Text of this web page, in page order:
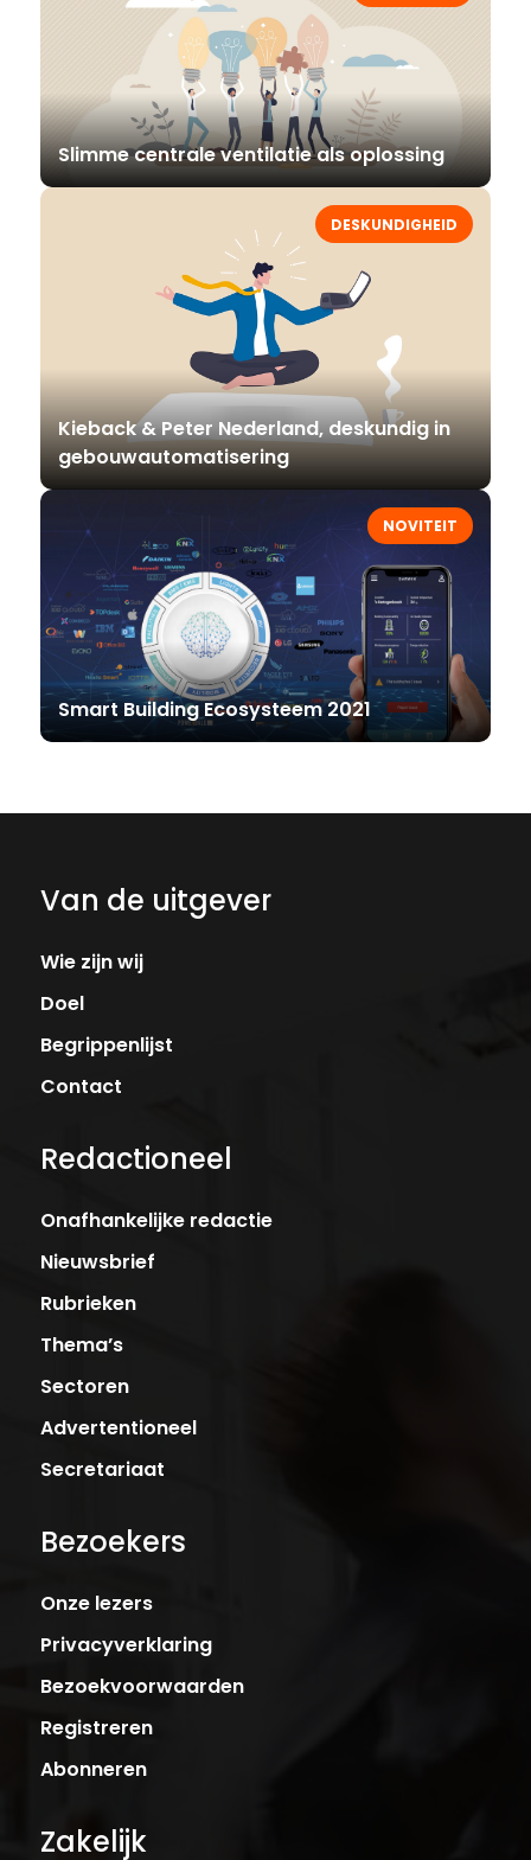
Slimme centrale ventilatie als oplossing
DESKUNDIGHEID
Kieback & Peter Nederland, deskundig in
gebouwautomatisering
NOVITEIT
Smart Building Ecosysteem 2021
Van de uitgever
Wie zijn wij
Doel
Begrippenlijst
Contact
Redactioneel
Onafhankelijke redactie
Nieuwsbrief
Rubrieken
Thema’s
Sectoren
Advertentioneel
Secretariaat
Bezoekers
Onze lezers
Privacyverklaring
Bezoekvoorwaarden
Registreren
Abonneren
Zakelijk